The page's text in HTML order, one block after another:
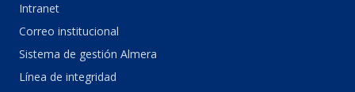
Intranet
Correo institucional
Sistema de gestión Almera
Línea de integridad